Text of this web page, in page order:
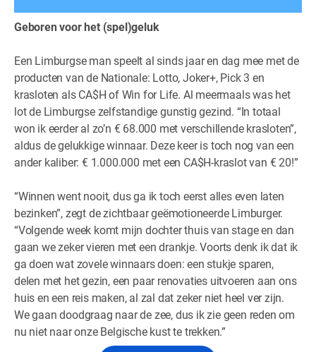
Geboren voor het (spel)geluk
Een Limburgse man speelt al sinds jaar en dag mee met de
producten van de Nationale: Lotto, Joker+, Pick 3 en
krasloten als CA$H of Win for Life. Al meermaals was het
lot de Limburgse zelfstandige gunstig gezind. “In totaal
won ik eerder al zo’n € 68.000 met verschillende krasloten”,
aldus de gelukkige winnaar. Deze keer is toch nog van een
ander kaliber: € 1.000.000 met een CA$H-kraslot van € 20!”
“Winnen went nooit, dus ga ik toch eerst alles even laten
bezinken”, zegt de zichtbaar geëmotioneerde Limburger.
“Volgende week komt mijn dochter thuis van stage en dan
gaan we zeker vieren met een drankje. Voorts denk ik dat ik
ga doen wat zovele winnaars doen: een stukje sparen,
delen met het gezin, een paar renovaties uitvoeren aan ons
huis en een reis maken, al zal dat zeker niet heel ver zijn.
We gaan doodgraag naar de zee, dus ik zie geen reden om
nu niet naar onze Belgische kust te trekken.”